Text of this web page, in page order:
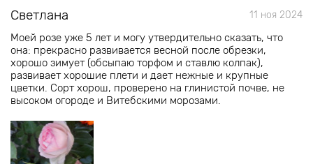
Светлана 11 ноя 2024
Моей розе уже 5 лет и могу утвердительно сказать, что
она: прекрасно развивается весной после обрезки,
хорошо зимует (обсыпаю торфом и ставлю колпак),
развивает хорошие плети и дает нежные и крупные
цветки. Сорт хорош, проверено на глинистой почве, не
высоком огороде и Витебскими морозами.